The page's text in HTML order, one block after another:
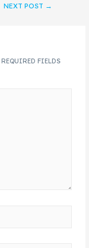
NEXT POST →
REQUIRED FIELDS